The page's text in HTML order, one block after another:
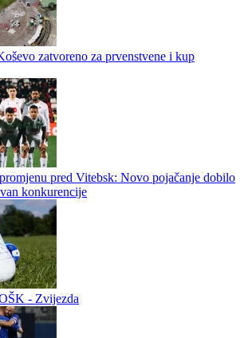
prešao prvi stepenik na putu do Lige
sledi nešto teži ispit od Une Štrasen. Crno-beli
nove pobjede, Mehanović i Jordan riješili
zatvoreno za prvenstvene i kup